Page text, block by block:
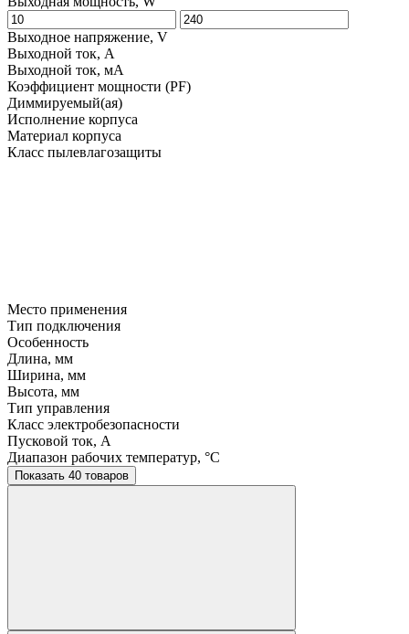
Выходное напряжение, V
Выходной ток, A
Выходной ток, мA
Коэффициент мощности (PF)
Диммируемый(ая)
Исполнение корпуса
Материал корпуса
Класс пылевлагозащиты
Место применения
Тип подключения
Особенность
Длина, мм
Ширина, мм
Высота, мм
Тип управления
Класс электробезопасности
Пусковой ток, A
Диапазон рабочих температур, °C
Показать 40 товаров